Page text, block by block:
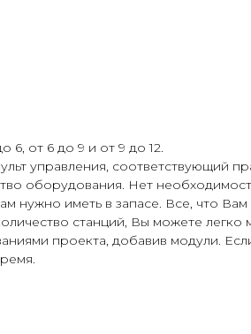
6, от 6 до 9 и от 9 до 12.
управления, соответствующий
оборудования. Нет
нужно иметь в запасе. Все, что
станций, Вы можете
проекта, добавив модули.